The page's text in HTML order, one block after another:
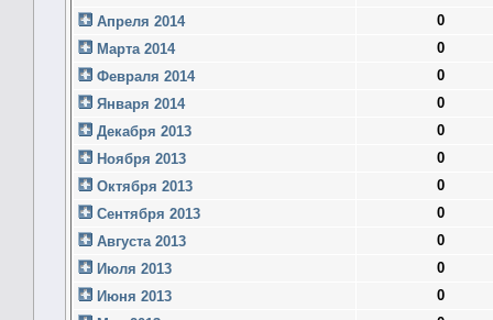
Апреля 2014
0
Марта 2014
0
Февраля 2014
0
Января 2014
0
Декабря 2013
0
Ноября 2013
0
Октября 2013
0
Сентября 2013
0
Августа 2013
0
Июля 2013
0
Июня 2013
0